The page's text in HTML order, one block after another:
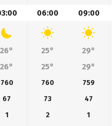
06:00 09:00
26° 25° 29°
26° 25° 29°
760 760 759
67 73 47
1 2 1